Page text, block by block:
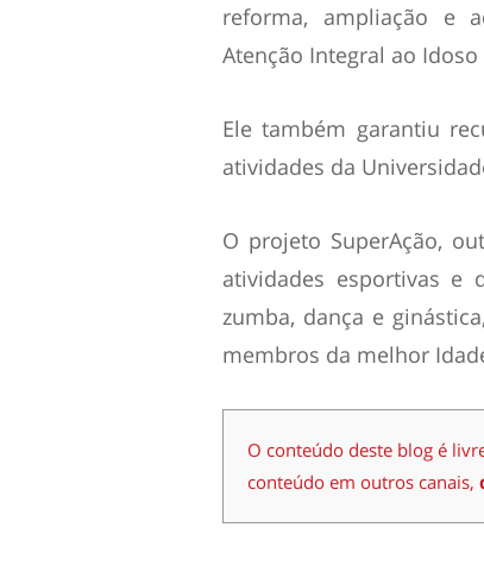
reforma, ampliação e
Atenção Integral ao
Ele também garantiu
atividades da
O projeto SuperAção,
atividades esportivas e
zumba, dança e
membros da melhor
O conteúdo deste blog é
conteúdo em outros canais,